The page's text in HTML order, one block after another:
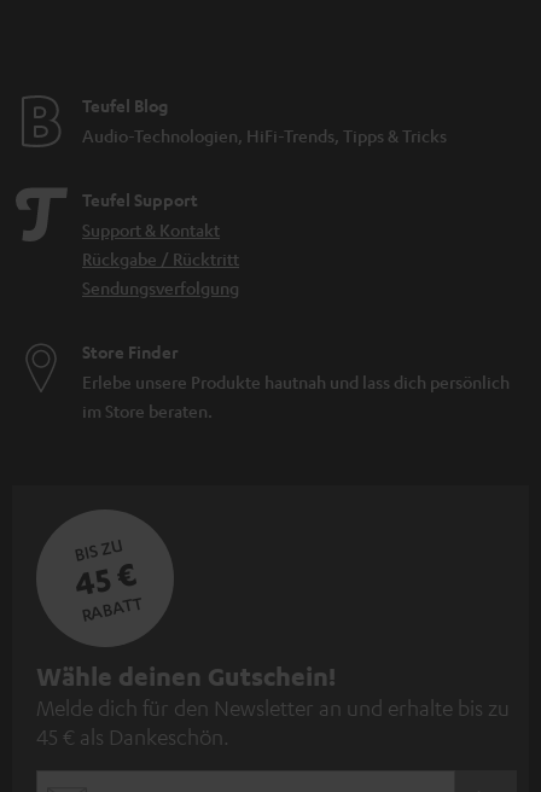
Teufel Blog
Audio-Technologien, HiFi-Trends, Tipps & Tricks
Teufel Support
Support & Kontakt
Rückgabe / Rücktritt
Sendungsverfolgung
Store Finder
Erlebe unsere Produkte hautnah und lass dich persönlich
im Store beraten.
BIS ZU
45 €
RABATT
N
e
w
Wähle deinen Gutschein!
Melde dich für den Newsletter an und erhalte bis zu
45 € als Dankeschön.